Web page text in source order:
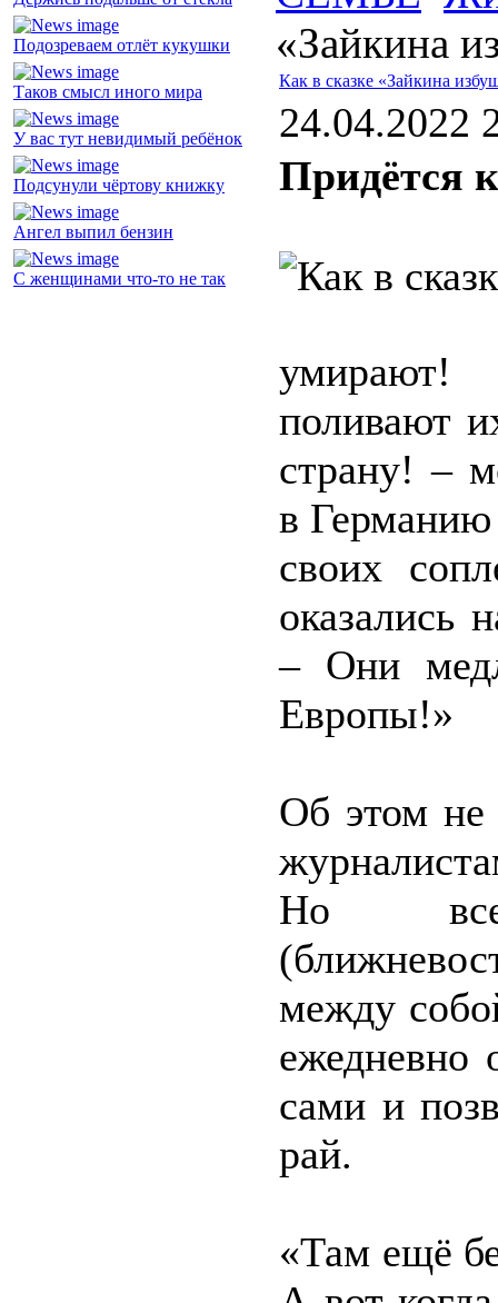
Подозреваем отлёт кукушки
Таков смысл иного мира
У вас тут невидимый ребёнок
Подсунули чёртову книжку
Ангел выпил бензин
С женщинами что-то не так
«Зайкина
Как в сказке «Зайкина
24.04.2022
Придётся
поливают
страну! –
в Германию
своих
оказались
– Они
Европы!»
Об этом
Но все
между
ежедневно
сами и
рай.
«Там ещё